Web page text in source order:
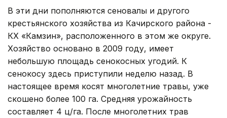
В эти дни пополняются сеновалы и другого
крестьянского хозяйства из Качирского района -
КХ «Камзин», расположенного в этом же округе.
Хозяйство основано в 2009 году, име­ет
небольшую площадь сенокосных угодий. К
сенокосу здесь приступили неделю назад. В
настоящее время косят многолетние травы, уже
скошено более 100 га. Средняя урожайность
составляет 4 ц/га. После многолетних трав